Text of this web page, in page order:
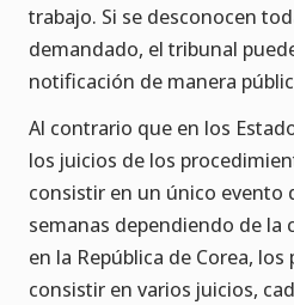
trabajo. Si se desconocen
demandado, el tribunal
notificación de manera
Al contrario que en los
los juicios de los
consistir en un único evento
semanas dependiendo de la
en la República de Corea,
consistir en varios juicios,